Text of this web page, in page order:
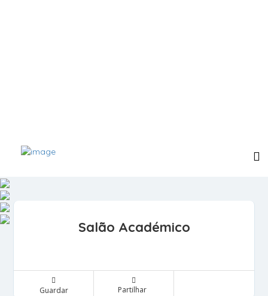
Salão Académico
Guardar Partilhar